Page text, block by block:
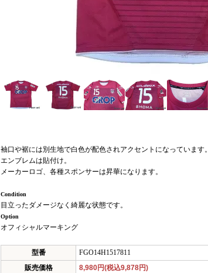
袖口や裾には別生地で白色が配色されアクセントになっています。
エンブレムは貼付け。
メーカーロゴ、各種スポンサーは昇華になります。
Condition
目立ったダメージなく綺麗な状態です。
Option
オフィシャルマーキング
型番
FGO14H1517811
販売価格
8,980円(税込9,878円)